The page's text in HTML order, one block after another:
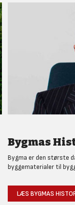
Bygmas
Bygma er den største
byggematerialer til
LÆS BYGMAS